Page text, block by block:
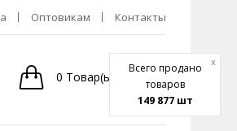
Всего продано
товаров
149 877 шт
x
Оптовикам Контакты
0 Товар(ы) 0р.